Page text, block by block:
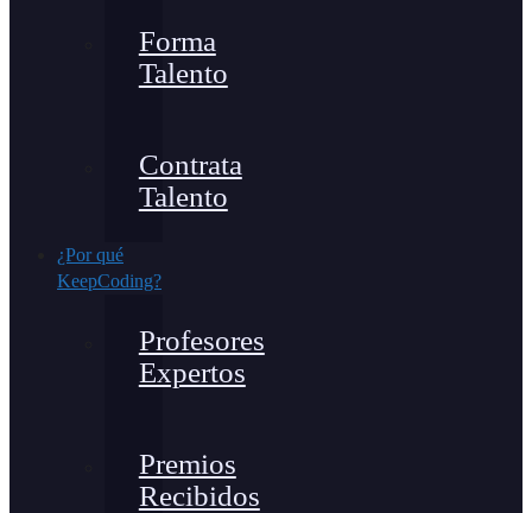
Forma
Talento
Contrata
Talento
¿Por qué
KeepCoding?
Profesores
Expertos
Premios
Recibidos